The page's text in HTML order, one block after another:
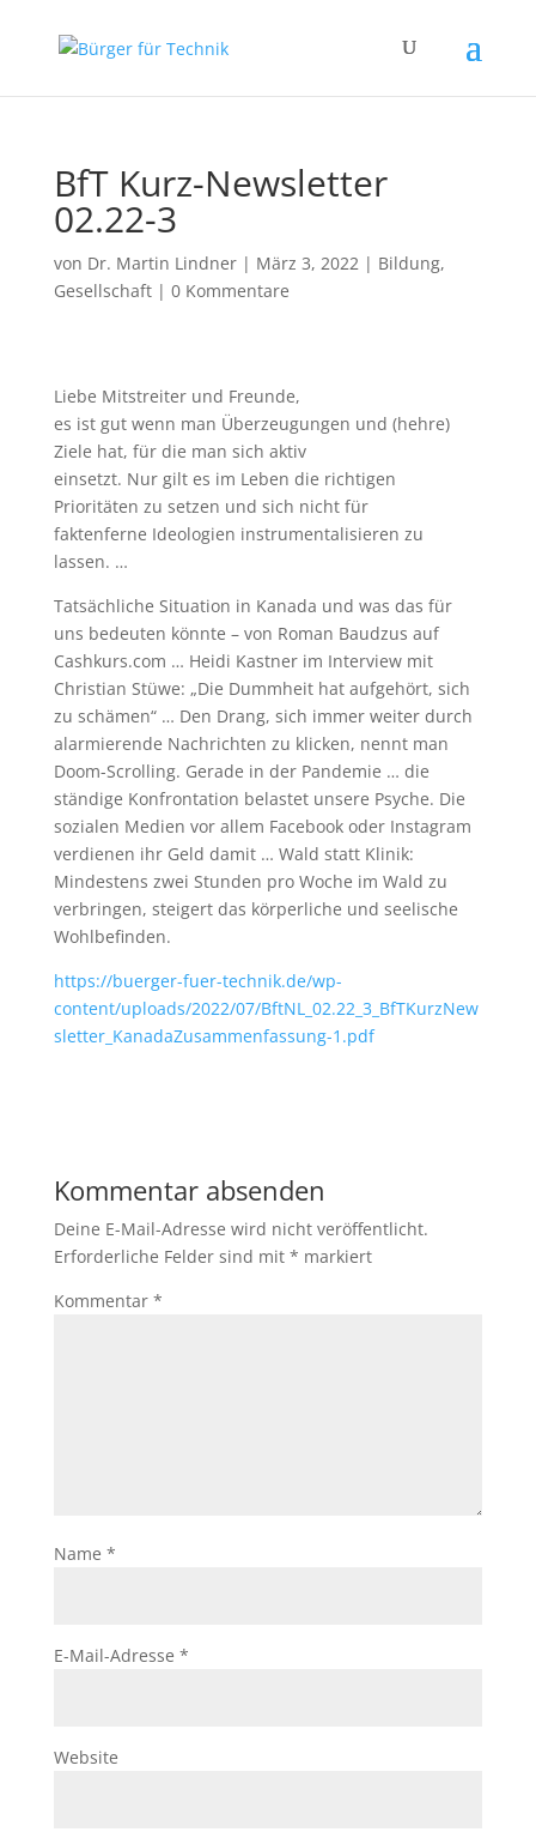
BfT Kurz-Newsletter
02.22-3
von Dr. Martin Lindner| März 3, 2022| Bildung,
Gesellschaft| 0 Kommentare
Liebe Mitstreiter und Freunde,
es ist gut wenn man Überzeugungen und (hehre)
Ziele hat, für die man sich aktiv
einsetzt. Nur gilt es im Leben die richtigen
Prioritäten zu setzen und sich nicht für
faktenferne Ideologien instrumentalisieren zu
lassen. …
Tatsächliche Situation in Kanada und was das für
uns bedeuten könnte – von Roman Baudzus auf
Cashkurs.com … Heidi Kastner im Interview mit
Christian Stüwe: „Die Dummheit hat aufgehört, sich
zu schämen“ … Den Drang, sich immer weiter durch
alarmierende Nachrichten zu klicken, nennt man
Doom-Scrolling. Gerade in der Pandemie … die
ständige Konfrontation belastet unsere Psyche. Die
sozialen Medien vor allem Facebook oder Instagram
verdienen ihr Geld damit … Wald statt Klinik:
Mindestens zwei Stunden pro Woche im Wald zu
verbringen, steigert das körperliche und seelische
Wohlbefinden.
https://buerger-fuer-technik.de/wp-
content/uploads/2022/07/BftNL_02.22_3_BfTKurzNew
sletter_KanadaZusammenfassung-1.pdf
Kommentar absenden
Deine E-Mail-Adresse wird nicht veröffentlicht.
Erforderliche Felder sind mit * markiert
Kommentar *
Name *
E-Mail-Adresse *
Website